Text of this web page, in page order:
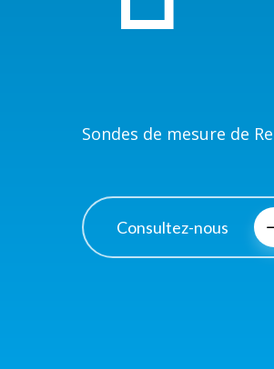
Sondes de mesure de
Consultez-nous